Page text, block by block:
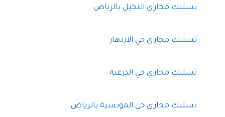
تسليك مجاري النخيل بالرياض
تسليك مجاري حي الازدهار
تسليك مجاري حي الدرعية
تسليك مجاري حي المونسية بالرياض